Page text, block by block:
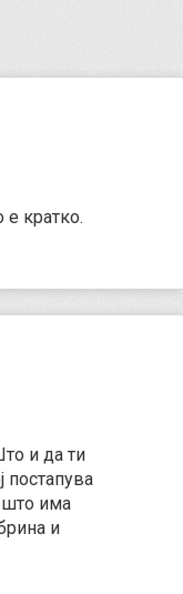
кратко.
и да ти
постапува
што има
и